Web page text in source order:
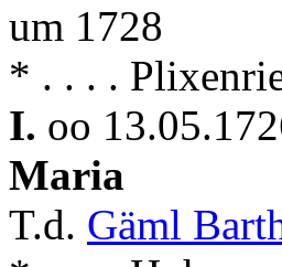
um 1728
* . . . .
I. oo
Maria
T.d. Gäml